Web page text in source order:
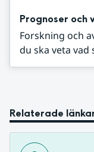
Prognoser och
Forskning och
du ska veta vad
Relaterade